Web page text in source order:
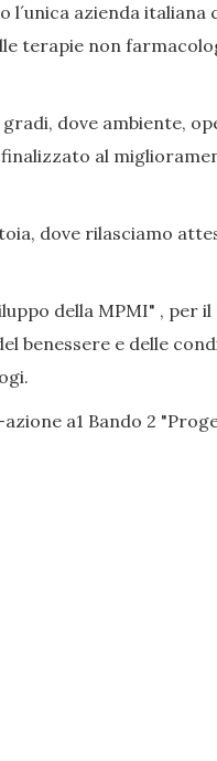
l´unica azienda
terapie non
dove ambiente,
al
dove rilasciamo
della MPMI" , per
benessere e delle
a1 Bando 2